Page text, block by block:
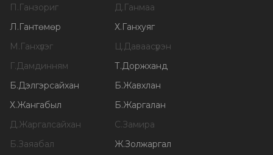
П.Ганзориг Д.Ганмаа
Л.Гантөмөр Х.Ганхуяг
М.Ганхүлэг Ц.Даваасүрэн
Г.Дамдинням Т.Доржханд
Б.Дэлгэрсайхан Б.Жавхлан
Х.Жангабыл Б.Жаргалан
Д.Жаргалсайхан С.Замира
Б.Заяабал Ж.Золжаргал